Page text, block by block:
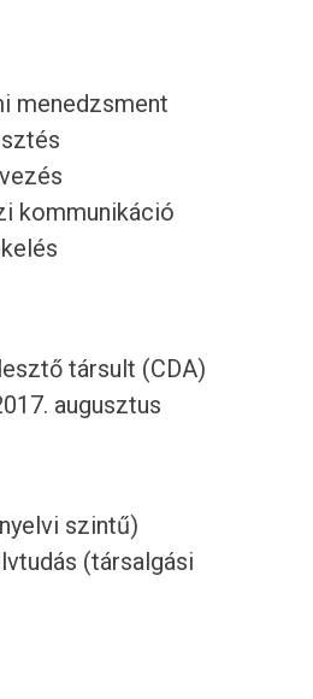
menedzsment
kommunikáció
társult (CDA)
augusztus
szintű)
(társalgási